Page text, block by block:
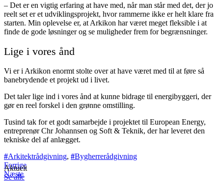
– Det er en vigtig erfaring at have med, når man står med det, der jo
reelt set er et udviklingsprojekt, hvor rammerne ikke er helt klare fra
starten. Min oplevelse er, at Arkikon har været meget fleksible i at
finde de gode løsninger og se muligheder frem for begrænsninger.
Lige i vores ånd
Vi er i Arkikon enormt stolte over at have været med til at føre så
banebrydende et projekt ud i livet.
Det taler lige ind i vores ånd at kunne bidrage til energibyggeri, der
gør en reel forskel i den grønne omstilling.
Tusind tak for et godt samarbejde i projektet til European Energy,
entreprenør Chr Johannsen og Soft & Teknik, der har leveret den
tekniske del af anlægget.
Arkitektrådgivning,
Bygherrerådgivning
Forrige
Næste
Aktuelt
Se alle